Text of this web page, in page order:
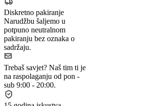
Diskretno pakiranje
Narudžbu šaljemo u
potpuno neutralnom
pakiranju bez oznaka o
sadržaju.
Trebaš savjet? Naš tim ti je
na raspolaganju od pon -
sub 9:00 - 20:00.